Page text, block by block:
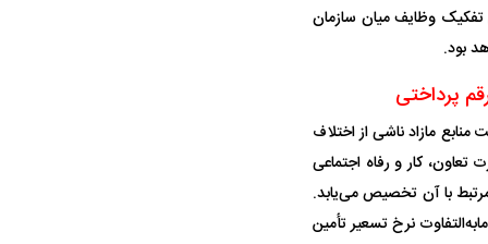
تفکیک وظایف میان سازمان
بود.
سال ۱۴۰۵، بانک مرکزی مکلف است منابع مازاد ناشی از اختلاف
وزارت تعاون، کار و رفاه اجتماعی
با آن تخصیص می‌یابد.
نرخ تسعیر تأمین